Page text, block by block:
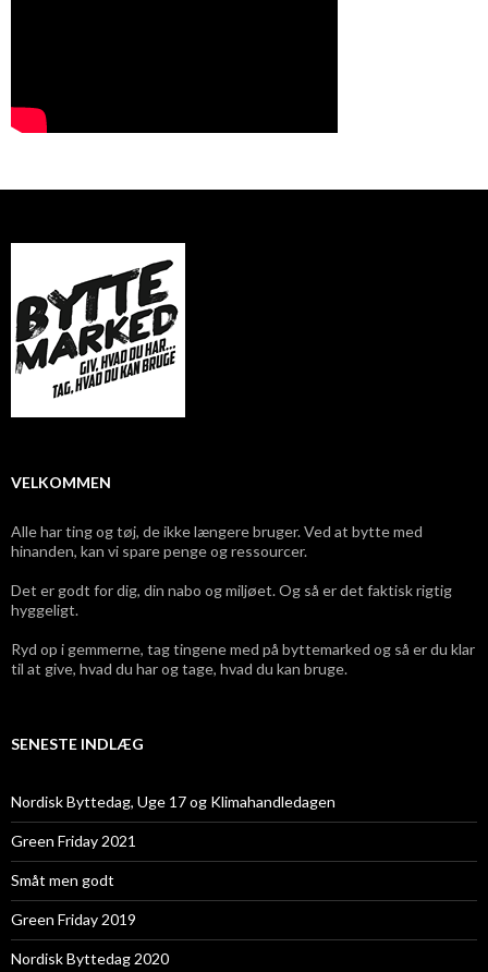
VELKOMMEN
Alle har ting og tøj, de ikke længere bruger. Ved at bytte med
hinanden, kan vi spare penge og ressourcer.
Det er godt for dig, din nabo og miljøet. Og så er det faktisk rigtig
hyggeligt.
Ryd op i gemmerne, tag tingene med på byttemarked og så er du klar
til at give, hvad du har og tage, hvad du kan bruge.
SENESTE INDLÆG
Nordisk Byttedag, Uge 17 og Klimahandledagen
Green Friday 2021
Småt men godt
Green Friday 2019
Nordisk Byttedag 2020